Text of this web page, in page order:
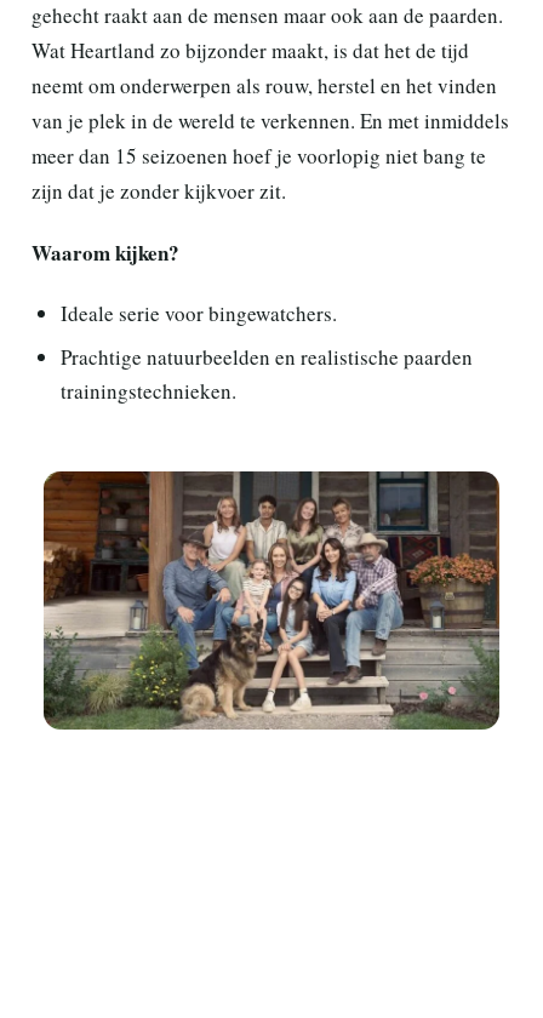
gehecht raakt aan de mensen maar ook aan de paarden.
Wat Heartland zo bijzonder maakt, is dat het de tijd
neemt om onderwerpen als rouw, herstel en het vinden
van je plek in de wereld te verkennen. En met inmiddels
meer dan 15 seizoenen hoef je voorlopig niet bang te
zijn dat je zonder kijkvoer zit.
Waarom kijken?
Ideale serie voor bingewatchers.
Prachtige natuurbeelden en realistische paarden
trainingstechnieken.